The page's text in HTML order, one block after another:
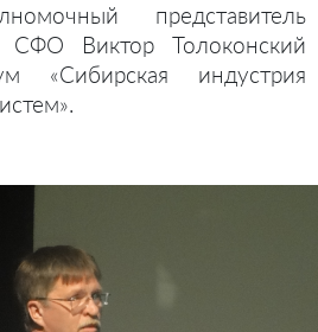
представитель
Виктор Толоконский
«Сибирская индустрия